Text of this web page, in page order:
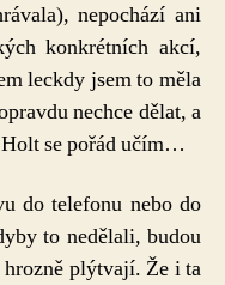
nepochází ani
konkrétních akcí,
leckdy jsem to měla
nechce dělat, a
se pořád učím…
do telefonu nebo do
to nedělali, budou
plýtvají. Že i ta